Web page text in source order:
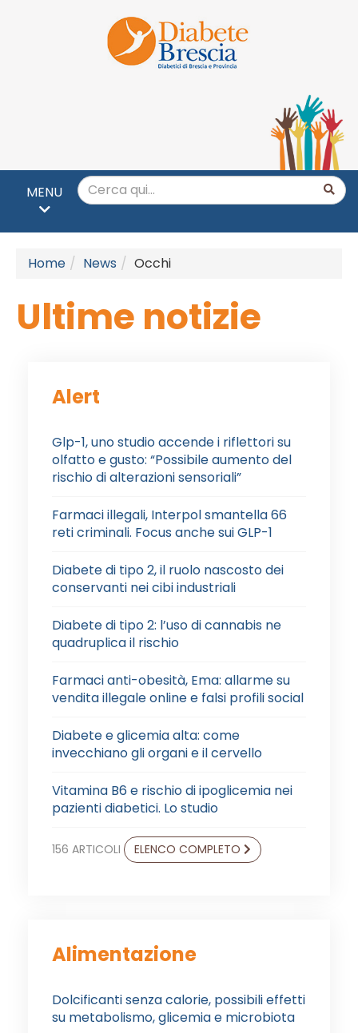
Home News Occhi
Ultime notizie
Alert
Glp-1, uno studio accende i riflettori su
olfatto e gusto: “Possibile aumento del
rischio di alterazioni sensoriali”
Farmaci illegali, Interpol smantella 66
reti criminali. Focus anche sui GLP-1
Diabete di tipo 2, il ruolo nascosto dei
conservanti nei cibi industriali
Diabete di tipo 2: l’uso di cannabis ne
quadruplica il rischio
Farmaci anti-obesità, Ema: allarme su
vendita illegale online e falsi profili social
Diabete e glicemia alta: come
invecchiano gli organi e il cervello
Vitamina B6 e rischio di ipoglicemia nei
pazienti diabetici. Lo studio
156 ARTICOLI ELENCO COMPLETO
Alimentazione
Dolcificanti senza calorie, possibili effetti
su metabolismo, glicemia e microbiota